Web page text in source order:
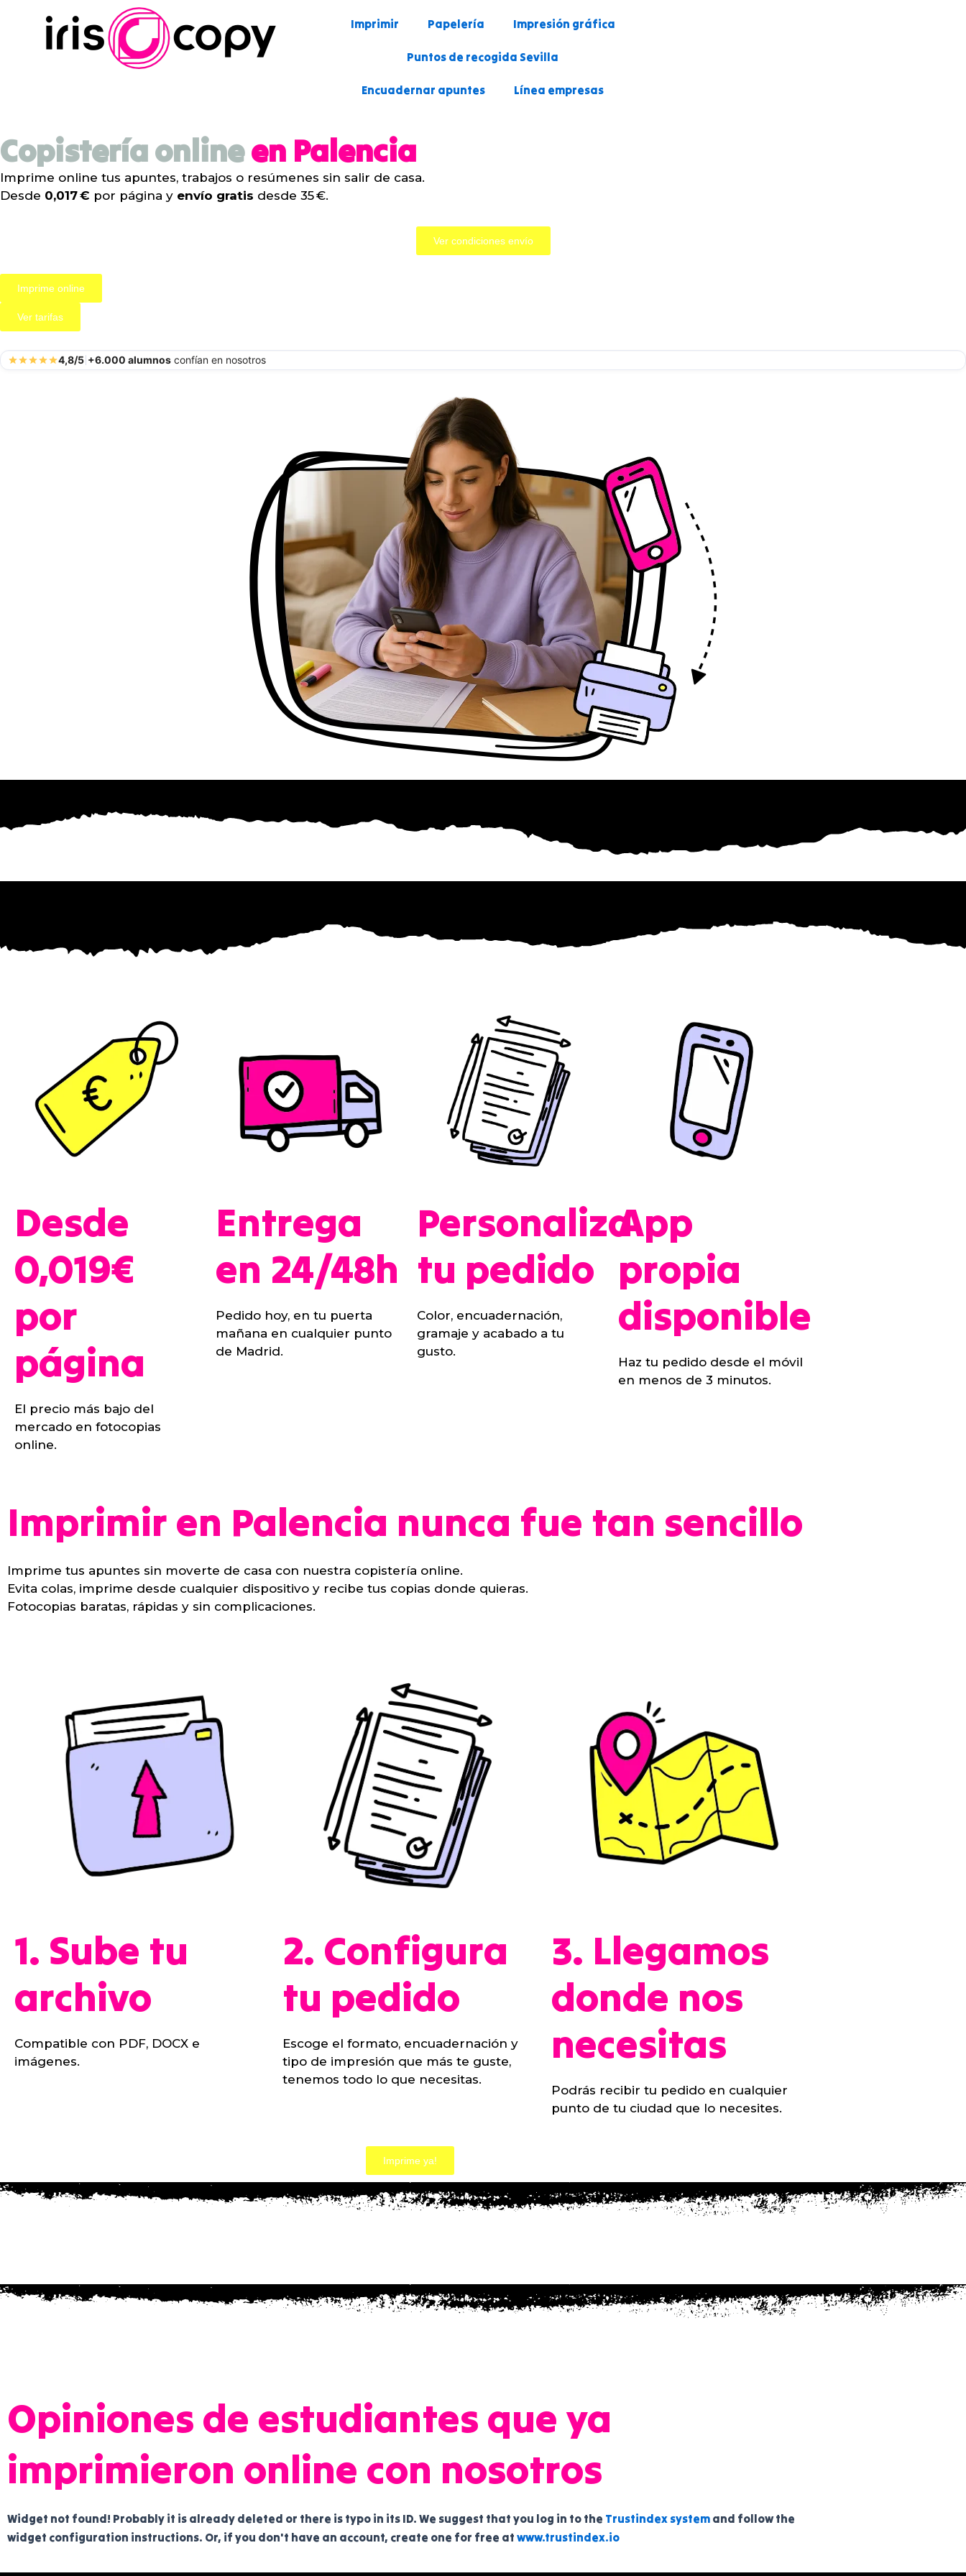
contenido
Imprimir Papelería Impresión gráfica
Puntos de recogida Sevilla
Encuadernar apuntes Línea empresas
Copistería onlineen Palencia
Imprime online tus apuntes, trabajos o resúmenes sin salir de casa.
Desde 0,017 € por página y envío gratis desde 35 €.
Ver condiciones envío
Imprime online
Ver tarifas
4,8/5 +6.000 alumnos confían en nosotros
Desde
0,019€
por
página
El precio más bajo del
mercado en fotocopias
online.
Entrega
en 24/48h
Pedido hoy, en tu puerta
mañana en cualquier punto
de Madrid.
Personaliza
tu pedido
Color, encuadernación,
gramaje y acabado a tu
gusto.
App
propia
disponible
Haz tu pedido desde el móvil
en menos de 3 minutos.
Imprimir en Palencia nunca fue tan sencillo
Imprime tus apuntes sin moverte de casa con nuestra copistería online.
Evita colas, imprime desde cualquier dispositivo y recibe tus copias donde quieras.
Fotocopias baratas, rápidas y sin complicaciones.
1. Sube tu
archivo
Compatible con PDF, DOCX e
imágenes.
2. Configura
tu pedido
Escoge el formato, encuadernación y
tipo de impresión que más te guste,
tenemos todo lo que necesitas.
3. Llegamos
donde nos
necesitas
Podrás recibir tu pedido en cualquier
punto de tu ciudad que lo necesites.
Imprime ya!
Opiniones de estudiantes que ya
imprimieron online con nosotros
Widget not found! Probably it is already deleted or there is typo in its ID. We suggest that you log in to the Trustindex system and follow the
widget configuration instructions. Or, if you don't have an account, create one for free at www.trustindex.io